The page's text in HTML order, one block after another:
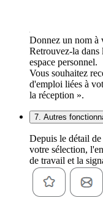
Donnez un nom à
Retrouvez-la
espace personnel.
Vous souhaitez
d'emploi liées à
la réception ».
7. Autres
Depuis le détail
votre sélection,
de travail et la